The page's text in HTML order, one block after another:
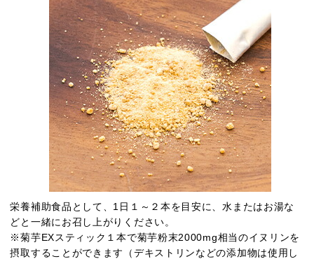
栄養補助食品として、1日１～２本を目安に、水またはお湯な
どと一緒にお召し上がりください。
※菊芋EXスティック１本で菊芋粉末2000mg相当のイヌリンを
摂取することができます（デキストリンなどの添加物は使用し